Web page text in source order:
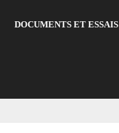
DOCUMENTS ET ESSAIS